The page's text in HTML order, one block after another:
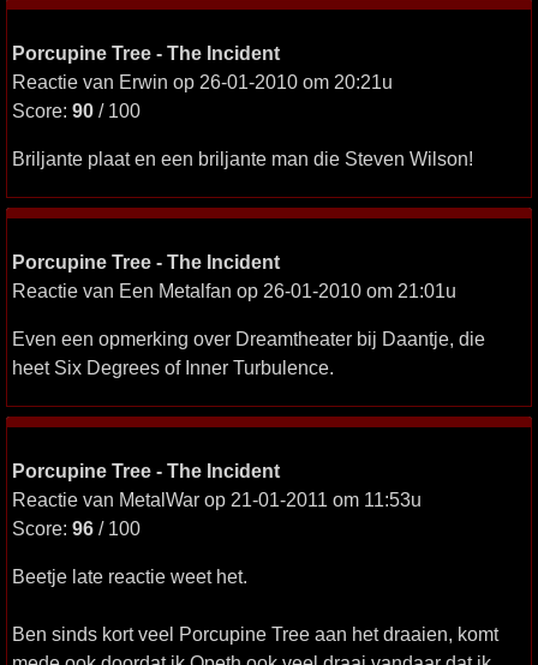
Porcupine Tree - The Incident
Reactie van Erwin op 26-01-2010 om 20:21u
Score: 90 / 100
Briljante plaat en een briljante man die Steven Wilson!
Porcupine Tree - The Incident
Reactie van Een Metalfan op 26-01-2010 om 21:01u
Even een opmerking over Dreamtheater bij Daantje, die
heet Six Degrees of Inner Turbulence.
Porcupine Tree - The Incident
Reactie van MetalWar op 21-01-2011 om 11:53u
Score: 96 / 100
Beetje late reactie weet het.
Ben sinds kort veel Porcupine Tree aan het draaien, komt